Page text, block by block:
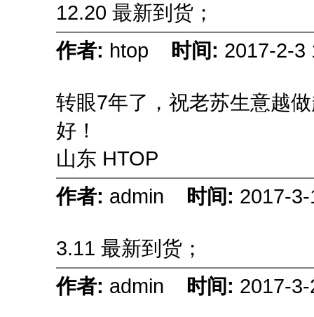
12.20 最新到货；
作者: htop 时间: 2017-2-3
转眼7年了，祝老苏生意越
好！
山东 HTOP
作者: admin 时间: 2017-
3.11 最新到货；
作者: admin 时间: 2017-